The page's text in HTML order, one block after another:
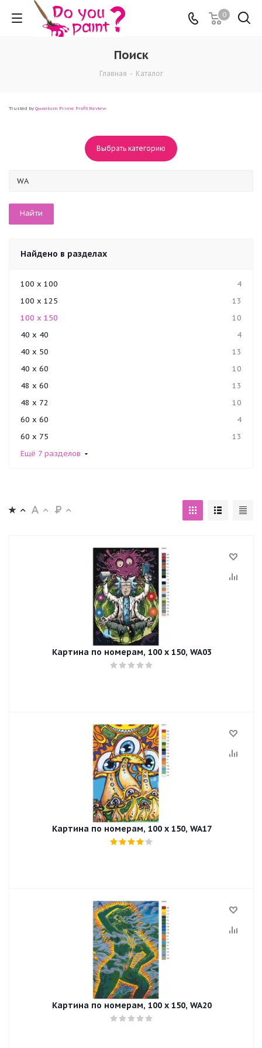
0
Поиск
Главная - Каталог
Trusted by Quantum Prime Profit Review
Выбрать категорию
Найдено в разделах
100 x 100
4
100 x 125
13
100 x 150
10
40 x 40
4
40 x 50
13
40 x 60
10
48 x 60
13
48 x 72
10
60 x 60
4
60 x 75
13
Ещё 7 разделов
Картина по номерам, 100 x 150, WA03
Картина по номерам, 100 x 150, WA17
Картина по номерам, 100 x 150, WA20